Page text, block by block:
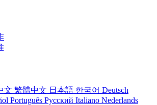
文 繁體中文 日本語 한국어 Deutsch
Português Русский Italiano Nederlands